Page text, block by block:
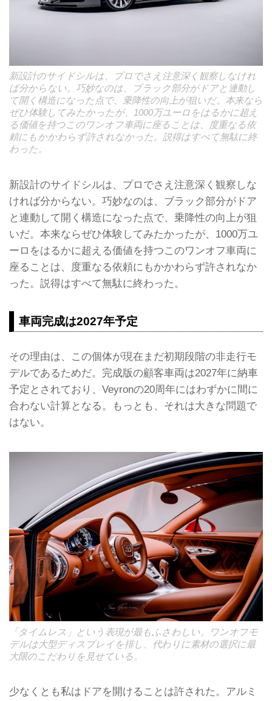
新設計のサイドシルは、プロでさえ注意深く観察しなけれ
ば分からない。巧妙なのは、ブラック部分がドアと連動し
て開く構造になった点で、乗降性の向上が狙いだ。本来なら
ぜひ体験してみたかったが、1000万ユーロをはるかに超え
る価値を持つこのワンオフ車両に座ることは、度重なる依
頼にもかかわらず許されなかった。説得はすべて無駄に終
わった。
新設計のサイドシルは、プロでさえ注意深く観察しな
ければ分からない。巧妙なのは、ブラック部分がドア
と連動して開く構造になった点で、乗降性の向上が狙
いだ。本来ならぜひ体験してみたかったが、1000万ユ
ーロをはるかに超える価値を持つこのワンオフ車両に
座ることは、度重なる依頼にもかかわらず許されなか
った。説得はすべて無駄に終わった。
車両完成は2027年予定
その理由は、この個体が現在まだ初期段階の非走行モ
デルであるためだ。完成版の顧客車両は2027年に納車
予定とされており、Veyronの20周年にはわずかに間に
合わない計算となる。もっとも、それは大きな問題で
はない。
「タイムレス」という表現が最もふさわしい。ワンオフモ
デルは大型ディスプレイを排し、代わりに素材の選択に最
大限のこだわりを見せている。
少なくとも私はドアを開けることは許された。アルミ